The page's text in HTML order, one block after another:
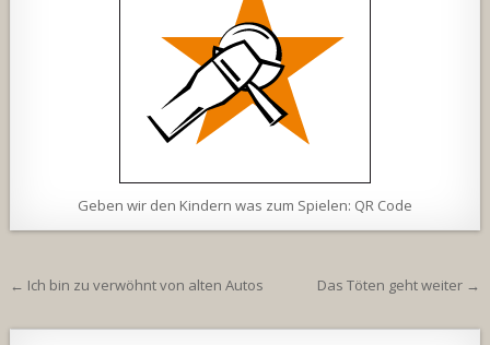
Geben wir den Kindern was zum Spielen: QR Code
Beitragsnavigation
← Ich bin zu verwöhnt von alten Autos Das Töten geht weiter →